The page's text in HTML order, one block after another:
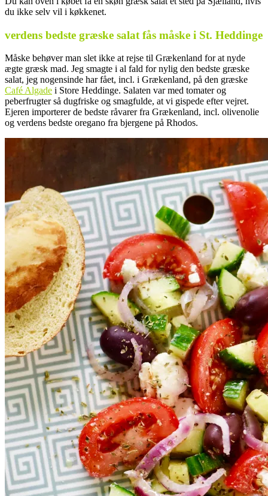
du ikke selv vil i køkkenet.
verdens bedste græske salat fås måske i St. Heddinge
Måske behøver man slet ikke at rejse til Grækenland for at nyde
ægte græsk mad. Jeg smagte i al fald for nylig den bedste græske
salat, jeg nogensinde har fået, incl. i Grækenland, på den græske
Café Algade i Store Heddinge. Salaten var med tomater og
peberfrugter så dugfriske og smagfulde, at vi gispede efter vejret.
Ejeren importerer de bedste råvarer fra Grækenland, incl. olivenolie
og verdens bedste oregano fra bjergene på Rhodos.